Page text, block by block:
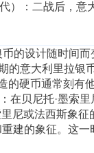
）：二战后，意
的设计随时间而
的意大利里拉银
的硬币通常刻有
在贝尼托·墨索里
尼或法西斯象征
建的象征。这一